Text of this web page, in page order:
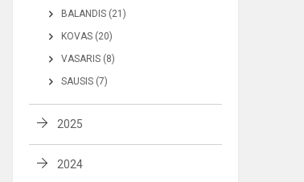
BALANDIS (21)
KOVAS (20)
VASARIS (8)
SAUSIS (7)
2025
2024